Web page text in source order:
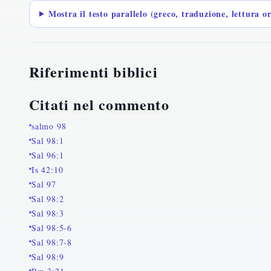
Mostra il testo parallelo (greco, traduzione, lettura
Riferimenti biblici
Citati nel commento
salmo 98
Sal 98:1
Sal 96:1
Is 42:10
Sal 97
Sal 98:2
Sal 98:3
Sal 98:5-6
Sal 98:7-8
Sal 98:9